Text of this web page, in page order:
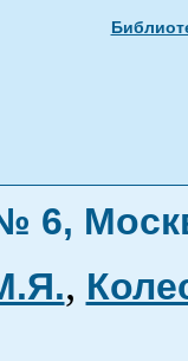
,